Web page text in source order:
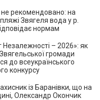
не рекомендовано: на
Звягеля вода у р.
нормам
Незалежності – 2026»: як
громади
до всеукраїнського
конкурсу
із Баранівки, що на
Олександр Окончик